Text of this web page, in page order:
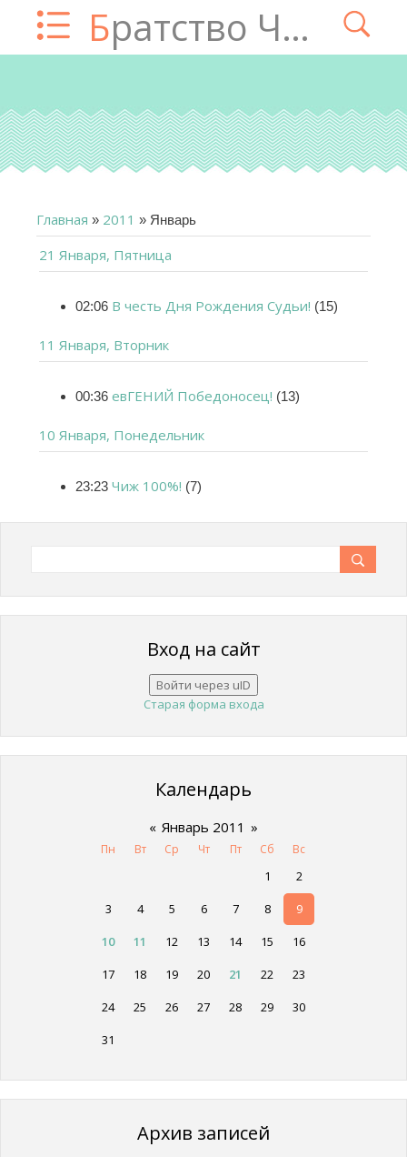
Братство Чатца
Главная » 2011 » Январь
21 Января, Пятница
02:06 В честь Дня Рождения Судьи! (15)
11 Января, Вторник
00:36 евГЕНИЙ Победоносец! (13)
10 Января, Понедельник
23:23 Чиж 100%! (7)
Вход на сайт
Войти через uID
Старая форма входа
Календарь
« Январь 2011 »
Пн Вт Ср Чт Пт Сб Вс
1
2
3
4 5 6 7 8
9
10
11 12 13 14 15
16
17
18 19 20 21 22
23
24
25 26 27 28 29
30
31
Архив записей